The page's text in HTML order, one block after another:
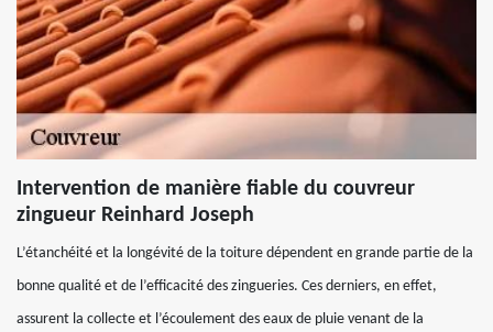
Intervention de manière fiable du couvreur
zingueur Reinhard Joseph
L’étanchéité et la longévité de la toiture dépendent en grande partie de la
bonne qualité et de l’efficacité des zingueries. Ces derniers, en effet,
assurent la collecte et l’écoulement des eaux de pluie venant de la